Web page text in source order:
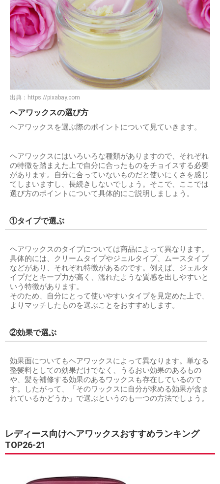
出典： https://pixabay.com
ヘアワックスの選び方
ヘアワックスを選ぶ際のポイントについて見ていきます。
ヘアワックスにはいろいろな種類がありますので、それぞれ
の特徴を踏まえた上で自分に合ったものをチョイスする必要
があります。自分に合っていないものだと使いにくさを感じ
てしまいますし、長続きしないでしょう。そこで、ここでは
選び方のポイントについて具体的にご説明しましょう。
①タイプで選ぶ
ヘアワックスのタイプについては商品によって異なります。
具体的には、クリームタイプやジェルタイプ、ムースタイプ
などがあり、それぞれ特徴があるのです。例えば、ジェルタ
イプだとキープ力が高く、濡れたような質感を出しやすいと
いう特徴があります。
そのため、自分にとって使いやすいタイプを見定めた上で、
よりマッチしたものを選ぶことをおすすめします。
②効果で選ぶ
効果面についてもヘアワックスによって異なります。単なる
整髪料としての効果だけでなく、うるおい効果のあるもの
や、髪を補修する効果のあるワックスも存在しているので
す。したがって、「そのワックスに自分が求める効果が含ま
れているかどうか」で選ぶというのも一つの方法でしょう。
レディース向けヘアワックスおすすめランキング
TOP26-21